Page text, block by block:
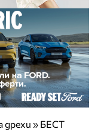
дрехи » БЕСТ